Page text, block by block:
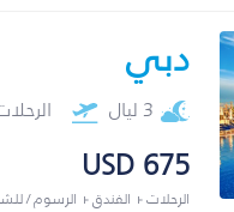
دبي
3 ليال
USD 675
الرحلات + الفندق + الرسوم /